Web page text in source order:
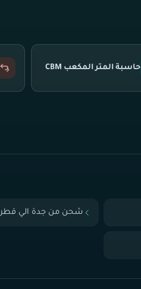
حاسبة المتر المكعب CBM
شحن من جدة الي قطر